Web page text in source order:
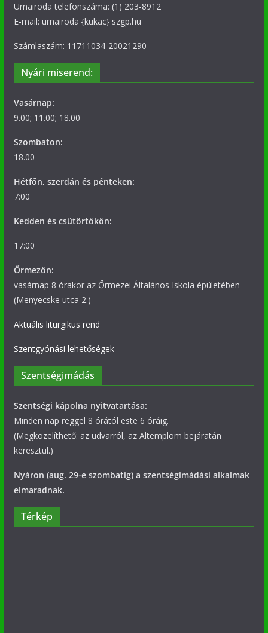
Urnairoda telefonszáma: (1) 203-8912
E-mail: urnairoda {kukac} szgp.hu
Számlaszám: 11711034-20021290
Nyári miserend:
Vasárnap:
9.00; 11.00; 18.00
Szombaton:
18.00
Hétfőn, szerdán és pénteken:
7:00
Kedden és csütörtökön:
17:00
Őrmezőn:
vasárnap 8 órakor az Őrmezei Általános Iskola épületében
(Menyecske utca 2.)
Aktuális liturgikus rend
Szentgyónási lehetőségek
Szentségimádás
Szentségi kápolna nyitvatartása:
Minden nap reggel 8 órától este 6 óráig.
(Megközelíthető: az udvarról, az Altemplom bejáratán
keresztül.)
Nyáron (aug. 29-e szombatig) a szentségimádási alkalmak
elmaradnak.
Térkép